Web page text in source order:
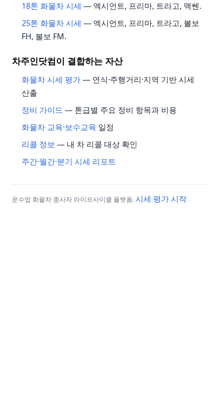
18톤 화물차 시세 — 엑시언트, 프리마, 트라고, 맥쎈.
25톤 화물차 시세 — 엑시언트, 프리마, 트라고, 볼보
FH, 볼보 FM.
차주인닷컴이 결합하는 자산
화물차 시세 평가— 연식·주행거리·지역 기반 시세
산출
정비 가이드 — 톤급별 주요 정비 항목과 비용
화물차 교육·보수교육 일정
리콜 정보 — 내 차 리콜 대상 확인
주간·월간·분기 시세 리포트
운수업 화물차 종사자 라이프사이클 플랫폼.시세 평가 시작